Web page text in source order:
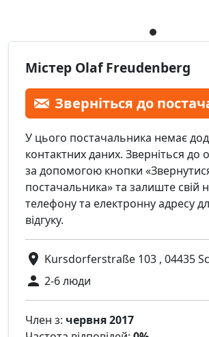
Містер Olaf Freudenberg
Зверніться до
У цього постачальника немає
контактних даних. Зверніться до
за допомогою кнопки
постачальника» та залиште свій
телефону та електронну адресу
відгуку.
Kursdorferstraße 103 , 04435
2-6 люди
Член з: червня 2017